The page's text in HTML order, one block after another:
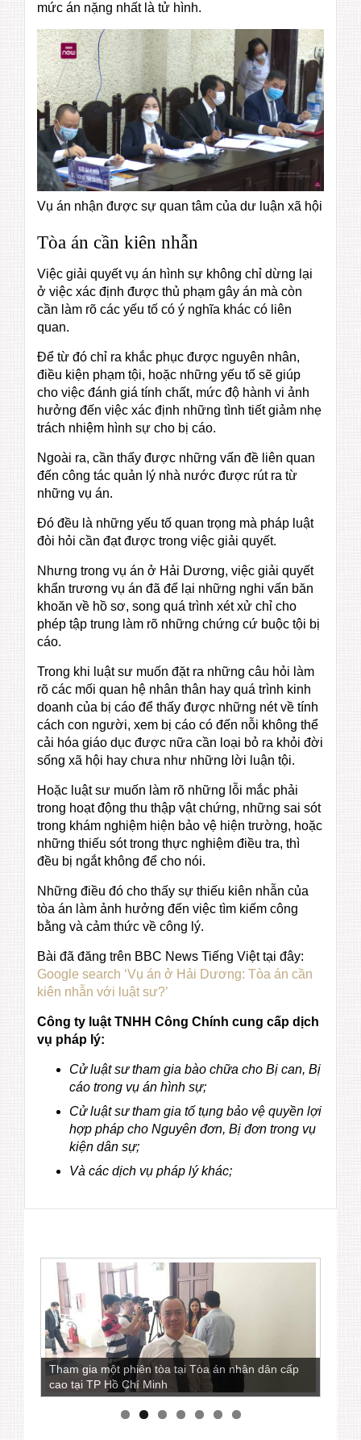
mức án nặng nhất là tử hình.
Vụ án nhận được sự quan tâm của dư luận xã hội
Tòa án cần kiên nhẫn
Việc giải quyết vụ án hình sự không chỉ dừng lại
ở việc xác định được thủ phạm gây án mà còn
cần làm rõ các yếu tố có ý nghĩa khác có liên
quan.
Để từ đó chỉ ra khắc phục được nguyên nhân,
điều kiện phạm tội, hoặc những yếu tố sẽ giúp
cho việc đánh giá tính chất, mức độ hành vi ảnh
hưởng đến việc xác định những tình tiết giảm nhẹ
trách nhiệm hình sự cho bị cáo.
Ngoài ra, cần thấy được những vấn đề liên quan
đến công tác quản lý nhà nước được rút ra từ
những vụ án.
Đó đều là những yếu tố quan trọng mà pháp luật
đòi hỏi cần đạt được trong việc giải quyết.
Nhưng trong vụ án ở Hải Dương, việc giải quyết
khẩn trương vụ án đã để lại những nghi vấn băn
khoăn về hồ sơ, song quá trình xét xử chỉ cho
phép tập trung làm rõ những chứng cứ buộc tội bị
cáo.
Trong khi luật sư muốn đặt ra những câu hỏi làm
rõ các mối quan hệ nhân thân hay quá trình kinh
doanh của bị cáo để thấy được những nét về tính
cách con người, xem bị cáo có đến nỗi không thể
cải hóa giáo dục được nữa cần loại bỏ ra khỏi đời
sống xã hội hay chưa như những lời luận tội.
Hoặc luật sư muốn làm rõ những lỗi mắc phải
trong hoạt động thu thập vật chứng, những sai sót
trong khám nghiệm hiện bảo vệ hiện trường, hoặc
những thiếu sót trong thực nghiệm điều tra, thì
đều bị ngắt không để cho nói.
Những điều đó cho thấy sự thiếu kiên nhẫn của
tòa án làm ảnh hưởng đến việc tìm kiếm công
bằng và cảm thức về công lý.
Bài đã đăng trên BBC News Tiếng Việt tại đây:
Google search ‘Vụ án ở Hải Dương: Tòa án cần
kiên nhẫn với luật sư?’
Công ty luật TNHH Công Chính cung cấp dịch
vụ pháp lý:
Cử luật sư tham gia bào chữa cho Bị can, Bị
cáo trong vụ án hình sự;
Cử luật sư tham gia tố tụng bảo vệ quyền lợi
hợp pháp cho Nguyên đơn, Bị đơn trong vụ
kiện dân sự;
Và các dịch vụ pháp lý khác;
Tham gia một phiên tòa tại Tòa án nhân dân cấp
cao tại TP Hồ Chí Minh